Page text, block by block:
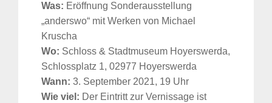
Was: Eröffnung Sonderausstellung
„anderswo“ mit Werken von Michael
Kruscha
Wo: Schloss & Stadtmuseum Hoyerswerda,
Schlossplatz 1, 02977 Hoyerswerda
Wann: 3. September 2021, 19 Uhr
Wie viel: Der Eintritt zur Vernissage ist